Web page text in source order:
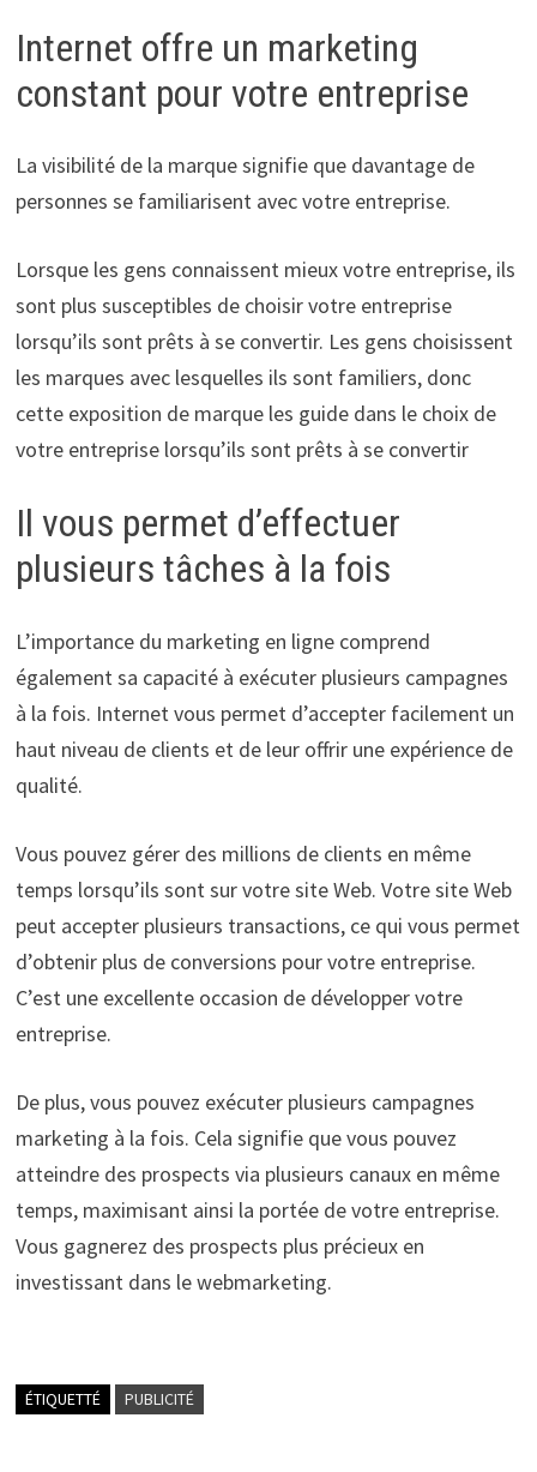
Internet offre un marketing
constant pour votre entreprise
La visibilité de la marque signifie que davantage de
personnes se familiarisent avec votre entreprise.
Lorsque les gens connaissent mieux votre entreprise, ils
sont plus susceptibles de choisir votre entreprise
lorsqu’ils sont prêts à se convertir. Les gens choisissent
les marques avec lesquelles ils sont familiers, donc
cette exposition de marque les guide dans le choix de
votre entreprise lorsqu’ils sont prêts à se convertir
Il vous permet d’effectuer
plusieurs tâches à la fois
L’importance du marketing en ligne comprend
également sa capacité à exécuter plusieurs campagnes
à la fois. Internet vous permet d’accepter facilement un
haut niveau de clients et de leur offrir une expérience de
qualité.
Vous pouvez gérer des millions de clients en même
temps lorsqu’ils sont sur votre site Web. Votre site Web
peut accepter plusieurs transactions, ce qui vous permet
d’obtenir plus de conversions pour votre entreprise.
C’est une excellente occasion de développer votre
entreprise.
De plus, vous pouvez exécuter plusieurs campagnes
marketing à la fois. Cela signifie que vous pouvez
atteindre des prospects via plusieurs canaux en même
temps, maximisant ainsi la portée de votre entreprise.
Vous gagnerez des prospects plus précieux en
investissant dans le webmarketing.
ÉTIQUETTÉ PUBLICITÉ